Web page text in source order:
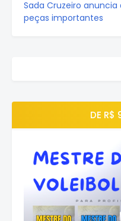
Sada Cruzeiro
peças importantes
DE R$